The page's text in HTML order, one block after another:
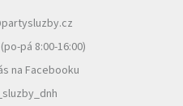
partysluzby.cz
pá 8:00-16:00)
na Facebooku